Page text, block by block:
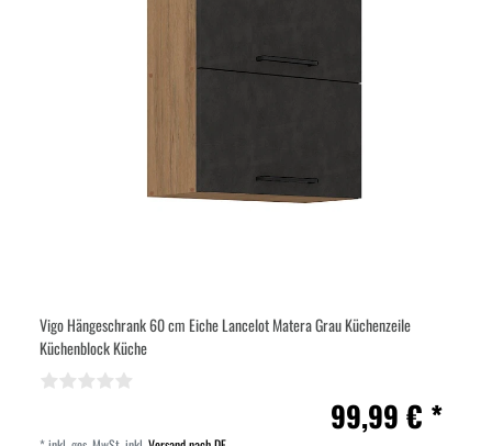
Vigo Hängeschrank 60 cm Eiche Lancelot Matera Grau Küchenzeile
Küchenblock Küche
99,99 € *